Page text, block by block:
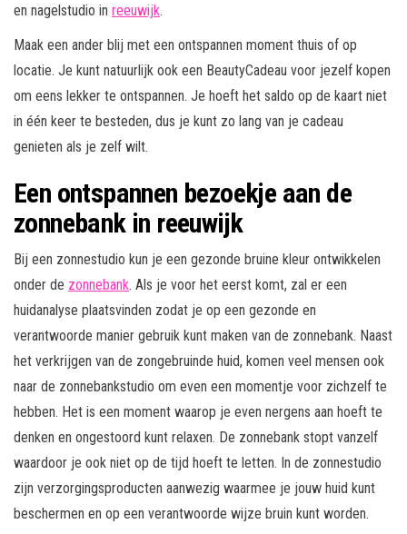
en nagelstudio in reeuwijk.
Maak een ander blij met een ontspannen moment thuis of op
locatie. Je kunt natuurlijk ook een BeautyCadeau voor jezelf kopen
om eens lekker te ontspannen. Je hoeft het saldo op de kaart niet
in één keer te besteden, dus je kunt zo lang van je cadeau
genieten als je zelf wilt.
Een ontspannen bezoekje aan de
zonnebank in reeuwijk
Bij een zonnestudio kun je een gezonde bruine kleur ontwikkelen
onder de zonnebank. Als je voor het eerst komt, zal er een
huidanalyse plaatsvinden zodat je op een gezonde en
verantwoorde manier gebruik kunt maken van de zonnebank. Naast
het verkrijgen van de zongebruinde huid, komen veel mensen ook
naar de zonnebankstudio om even een momentje voor zichzelf te
hebben. Het is een moment waarop je even nergens aan hoeft te
denken en ongestoord kunt relaxen. De zonnebank stopt vanzelf
waardoor je ook niet op de tijd hoeft te letten. In de zonnestudio
zijn verzorgingsproducten aanwezig waarmee je jouw huid kunt
beschermen en op een verantwoorde wijze bruin kunt worden.